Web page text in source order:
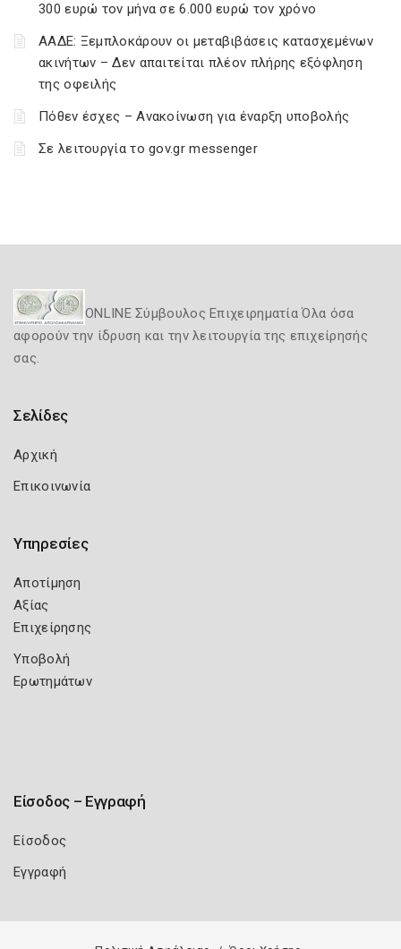
300 ευρώ τον μήνα σε 6.000 ευρώ τον χρόνο
ΑΑΔΕ: Ξεμπλοκάρουν οι μεταβιβάσεις κατασχεμένων
ακινήτων – Δεν απαιτείται πλέον πλήρης εξόφληση
της οφειλής
Πόθεν έσχες – Ανακοίνωση για έναρξη υποβολής
Σε λειτουργία το gov.gr messenger
ONLINE Σύμβουλος Επιχειρηματία Όλα όσα
αφορούν την ίδρυση και την λειτουργία της επιχείρησής
σας.
Σελίδες
Αρχική
Επικοινωνία
Υπηρεσίες
Αποτίμηση
Αξίας
Επιχείρησης
Υποβολή
Ερωτημάτων
Είσοδος – Εγγραφή
Είσοδος
Εγγραφή